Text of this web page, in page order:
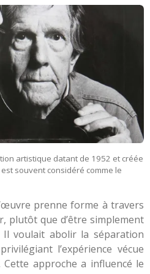
artistique datant de 1952 et créée
souvent considéré comme le
prenne forme à travers
plutôt que d’être simplement
Il voulait abolir la séparation
l’expérience vécue
Cette approche a influencé le